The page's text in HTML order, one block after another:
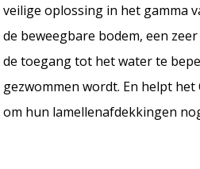
veilige oplossing in het gamma
de beweegbare bodem, een
de toegang tot het water te
gezwommen wordt. En helpt het
om hun lamellenafdekkingen